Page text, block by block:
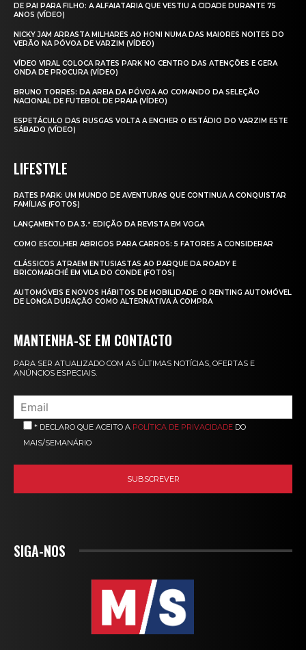
DE PAI PARA FILHO: A ALFAIATARIA QUE VESTIU A CIDADE DURANTE 75
ANOS (VÍDEO)
NICKY JAM ARRASTA MILHARES AO HONI NUMA DAS MAIORES NOITES DO
VERÃO NA PÓVOA DE VARZIM (VÍDEO)
VÍDEO VIRAL COLOCA RATES PARK NO CENTRO DAS ATENÇÕES E GERA
ONDA DE PROCURA (VÍDEO)
BRUNO TORRES: DA AREIA DA PÓVOA AO COMANDO DA SELEÇÃO
NACIONAL DE FUTEBOL DE PRAIA (VÍDEO)
ESPETÁCULO DAS RUSGAS VOLTA A ENCHER O ESTÁDIO DO VARZIM ESTE
SÁBADO (VÍDEO)
LIFESTYLE
RATES PARK: UM MUNDO DE AVENTURAS QUE CONTINUA A CONQUISTAR
FAMÍLIAS (FOTOS)
LANÇAMENTO DA 3.ª EDIÇÃO DA REVISTA EM VOGA
COMO ESCOLHER ABRIGOS PARA CARROS: 5 FATORES A CONSIDERAR
CLÁSSICOS ATRAEM ENTUSIASTAS AO PARQUE DA ROADY E
BRICOMARCHÉ EM VILA DO CONDE (FOTOS)
AUTOMÓVEIS E NOVOS HÁBITOS DE MOBILIDADE: O RENTING AUTOMÓVEL
DE LONGA DURAÇÃO COMO ALTERNATIVA À COMPRA
MANTENHA-SE EM CONTACTO
PARA SER ATUALIZADO COM AS ÚLTIMAS NOTÍCIAS, OFERTAS E
ANÚNCIOS ESPECIAIS.
* DECLARO QUE ACEITO A POLÍTICA DE PRIVACIDADE DO
MAIS/SEMANÁRIO
SIGA-NOS